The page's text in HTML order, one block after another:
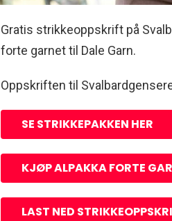
Gratis strikkeoppskrift på
forte garnet til Dale Garn.
Oppskriften til
SE STRIKKEPAKKEN HER
KJØP ALPAKKA FORTE
LAST NED